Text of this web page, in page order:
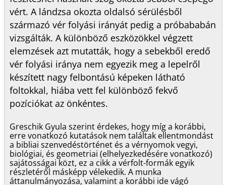
vért. A lándzsa okozta oldalsó sérülésből
származó vér folyási irányát pedig a próbababán
vizsgálták. A különböző eszközökkel végzett
elemzések azt mutatták, hogy a sebekből eredő
vér folyási iránya nem egyezik meg a lepelről
készített nagy felbontású képeken látható
foltokkal, hiába vett fel különböző fekvő
pozíciókat az önkéntes.
Greschik Gyula szerint érdekes, hogy míg a korábbi,
erre vonatkozó kutatások nem találtak ellentmondást
a bibliai szenvedéstörténet és a vérnyomok vegyi,
biológiai, és geometriai (elhelyezkedésére vonatkozó)
sajátosságai közt, ez a cikk a vérfolt-formák egyik
részletéről másképp vélekedik. A munka
áttanulmányozása, valamint a korábbi ide vágó